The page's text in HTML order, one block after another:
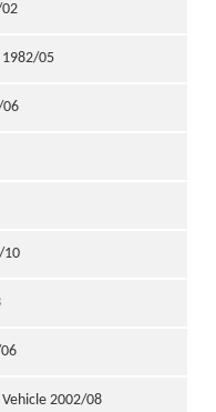
1982/05
06
10
Vehicle 2002/08